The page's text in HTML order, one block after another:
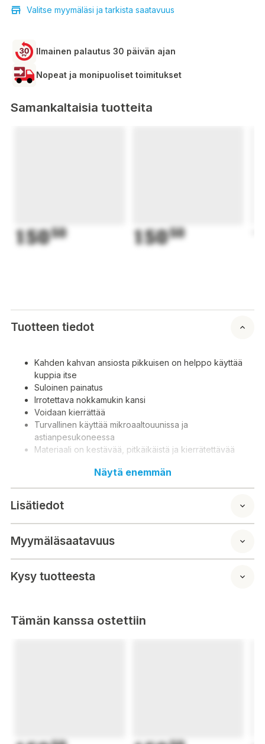
Valitse myymäläsi ja tarkista saatavuus
Ilmainen palautus 30 päivän ajan
Nopeat ja monipuoliset toimitukset
Samankaltaisia tuotteita
15050 15050
Tuotteen tiedot
Kahden kahvan ansiosta pikkuisen on helppo käyttää
kuppia itse
Suloinen painatus
Irrotettava nokkamukin kansi
Voidaan kierrättää
Turvallinen käyttää mikroaaltouunissa ja
astianpesukoneessa
Materiaali on kestävää, pitkäikäistä ja kierrätettävää
Näytä enemmän
Lisätiedot
Myymäläsaatavuus
Kysy tuotteesta
Tämän kanssa ostettiin